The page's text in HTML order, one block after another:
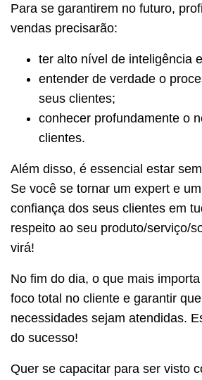
Para se garantirem no futuro,
vendas precisarão:
ter alto nível de inteligência
entender de verdade o
seus clientes;
conhecer profundamente o
clientes.
Além disso, é essencial estar
Se você se tornar um expert e
confiança dos seus clientes em
respeito ao seu produto/serviço/
virá!
No fim do dia, o que mais
foco total no cliente e garantir
necessidades sejam atendidas.
do sucesso!
Quer se capacitar para ser visto